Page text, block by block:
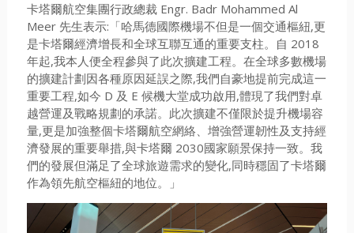
卡塔爾航空集團行政總裁 Engr. Badr Mohammed Al
Meer 先生表示:「哈馬德國際機場不但是一個交通樞紐,更
是卡塔爾經濟增長和全球互聯互通的重要支柱。自 2018
年起,我本人便全程參與了此次擴建工程。在全球多數機場
的擴建計劃因各種原因延誤之際,我們自豪地提前完成這一
重要工程,如今 D 及 E 候機大堂成功啟用,體現了我們對卓
越營運及戰略規劃的承諾。此次擴建不僅限於提升機場容
量,更是加強整個卡塔爾航空網絡、增強營運韌性及支持經
濟發展的重要舉措,與卡塔爾 2030國家願景保持一致。我
們的發展但滿足了全球旅遊需求的變化,同時穩固了卡塔爾
作為領先航空樞紐的地位。」